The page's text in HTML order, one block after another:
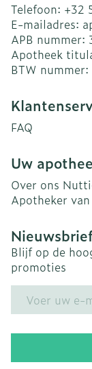
Telefoon: +32
E-mailadres:
APB nummer:
Apotheek
BTW nummer:
FAQ
Uw
Over ons
Apotheker
Blijf op de
promoties